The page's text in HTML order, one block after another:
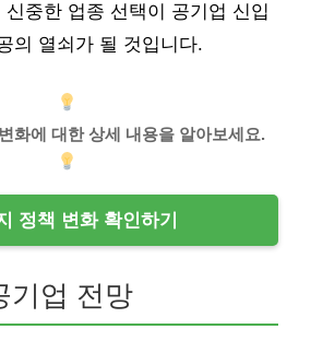
중한 업종 선택이 공기업 신입
의 열쇠가 될 것입니다.
화에 대한 상세 내용을 알아보세요.
정책 변화 확인하기
기업 전망